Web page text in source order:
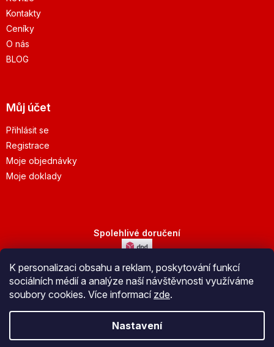
K personalizaci obsahu a reklam, poskytování funkcí
sociálních médií a analýze naší návštěvnosti využíváme
soubory cookies. Více informací zde.
Nastavení
Kontakty
Ceníky
O nás
BLOG
Můj účet
Přihlásit se
Registrace
Moje objednávky
Moje doklady
Spolehlivé doručení
Bezpečná platba